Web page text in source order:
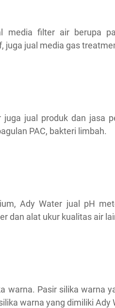
media filter air berupa
juga jual media gas
jual produk dan jasa
PAC, bakteri limbah.
Ady Water jual pH
dan alat ukur kualitas air
warna. Pasir silika warna
warna yang dimiliki Ady